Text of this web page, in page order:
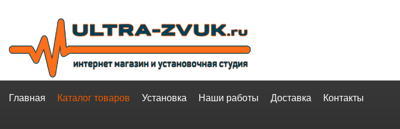
Главная Каталог товаров Установка Наши работы Доставка Контакты